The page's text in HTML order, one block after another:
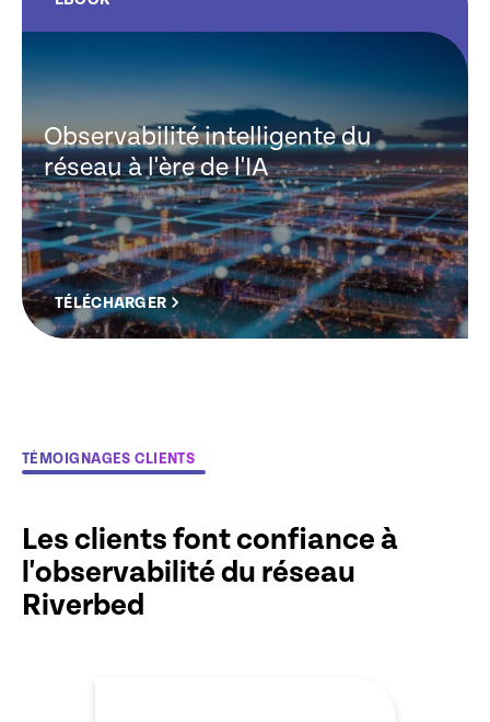
Observabilité intelligente du
réseau à l'ère de l'IA
TÉLÉCHARGER
TÉMOIGNAGES CLIENTS
Les clients font confiance à
l'observabilité du réseau
Riverbed